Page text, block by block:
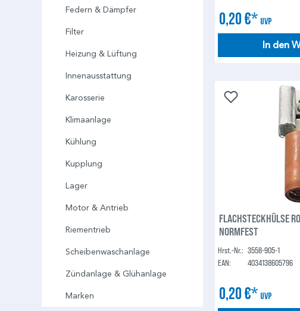
Federn & Dämpfer
Filter
Heizung & Lüftung
Innenausstattung
Karosserie
Klimaanlage
Kühlung
Kupplung
Lager
Motor & Antrieb
Riementrieb
Scheibenwaschanlage
Zündanlage & Glühanlage
Marken
0,20 €* UVP
In den
FLACHSTECKHÜLSE
NORMFEST
Hrst.-Nr.: 3558-905-1
EAN:
4034138605796
0,20 €* UVP